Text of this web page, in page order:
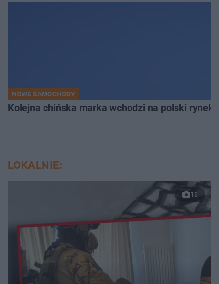
NOWE SAMOCHODY
Kolejna chińska marka wchodzi na polski
LOKALNIE:
13